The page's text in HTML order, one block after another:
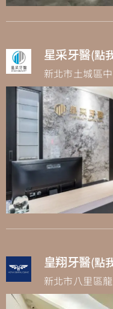
星采牙醫(點
新北市土城區
皇翔牙醫(點
新北市八里區